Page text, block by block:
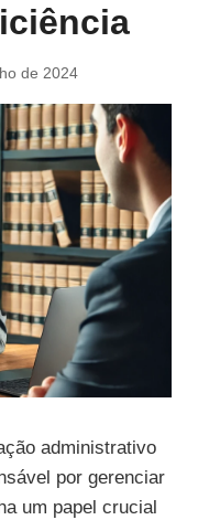
de 2024
administrativo
por gerenciar
um papel crucial